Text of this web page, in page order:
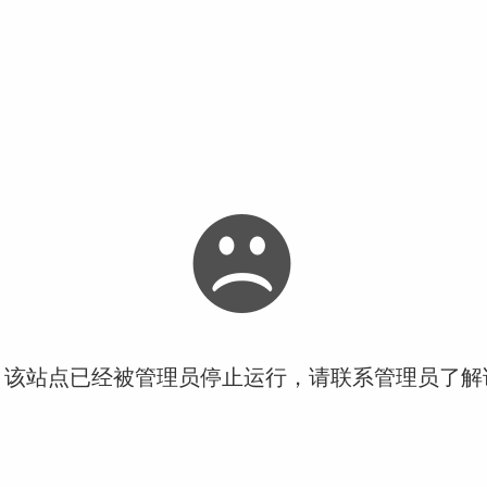
站点已经被管理员停止运行，请联系管理员了